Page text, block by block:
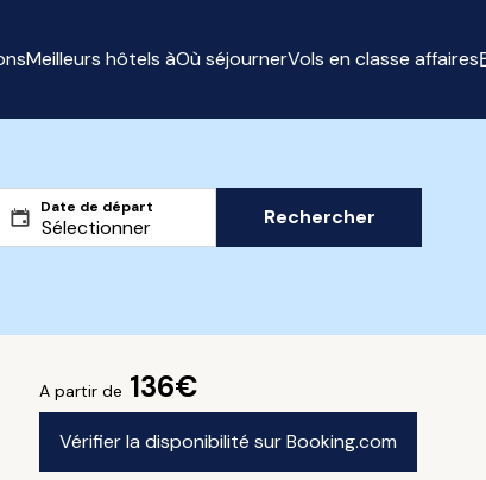
Meilleurs hôtels àOù séjournerVols en classe affaires
Date de départ Rechercher
A partir de 136€
Vérifier la disponibilité sur Booking.com